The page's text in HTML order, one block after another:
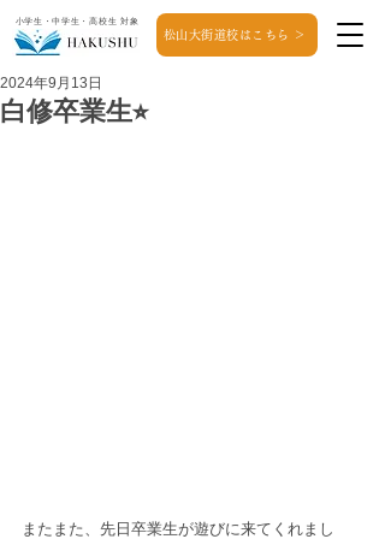
小学生・中学生・高校生 対象
松山大街道校はこちら ＞
白修卒業生⭐︎
2024年9月13日
またまた、先日卒業生が遊びに来てくれまし